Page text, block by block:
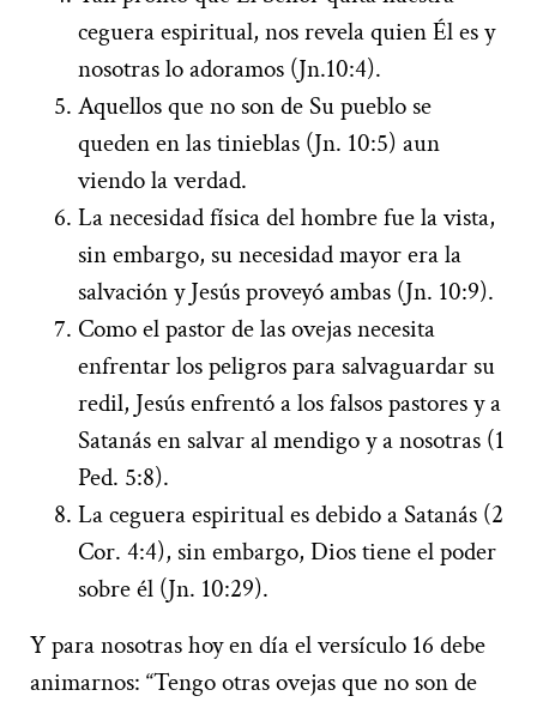
ceguera espiritual, nos revela quien Él es y
nosotras lo adoramos (Jn.10:4).
Aquellos que no son de Su pueblo se
queden en las tinieblas (Jn. 10:5) aun
viendo la verdad.
La necesidad física del hombre fue la vista,
sin embargo, su necesidad mayor era la
salvación y Jesús proveyó ambas (Jn. 10:9).
Como el pastor de las ovejas necesita
enfrentar los peligros para salvaguardar su
redil, Jesús enfrentó a los falsos pastores y a
Satanás en salvar al mendigo y a nosotras (1
Ped. 5:8).
La ceguera espiritual es debido a Satanás (2
Cor. 4:4), sin embargo, Dios tiene el poder
sobre él (Jn. 10:29).
Y para nosotras hoy en día el versículo 16 debe
animarnos: “Tengo otras ovejas que no son de